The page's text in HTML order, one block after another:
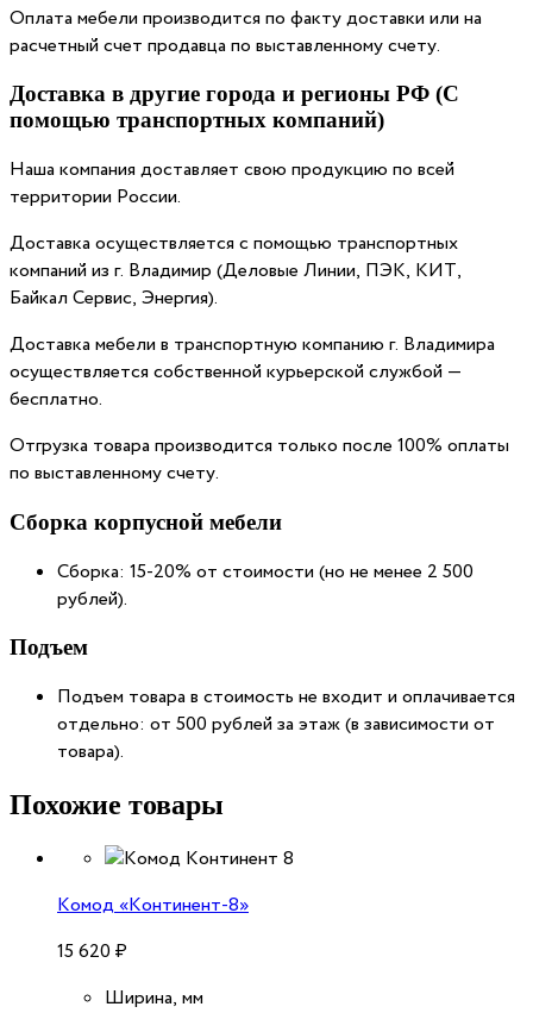
Оплата мебели производится по факту доставки или на
расчетный счет продавца по выставленному счету.
Доставка в другие города и регионы РФ (С
помощью транспортных компаний)
Наша компания доставляет свою продукцию по всей
территории России.
Доставка осуществляется с помощью транспортных
компаний из г. Владимир (Деловые Линии, ПЭК, КИТ,
Байкал Сервис, Энергия).
Доставка мебели в транспортную компанию г. Владимира
осуществляется собственной курьерской службой —
бесплатно.
Отгрузка товара производится только после 100% оплаты
по выставленному счету.
Сборка корпусной мебели
Сборка: 15-20% от стоимости (но не менее 2 500
рублей).
Подъем
Подъем товара в стоимость не входит и оплачивается
отдельно: от 500 рублей за этаж (в зависимости от
товара).
Похожие товары
Комод «Континент-8»
15 620 ₽
Ширина, мм